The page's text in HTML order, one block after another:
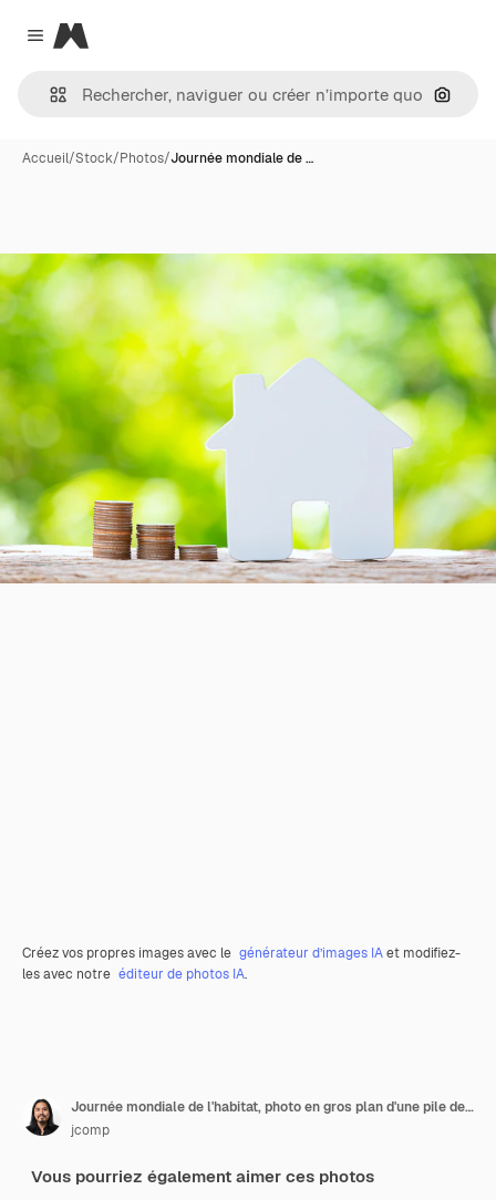
Close menu
Magnific
Accueil/Stock/Photos/Journée mondiale de …
Créez vos propres images avec le générateur d’images IAet modifiez-
les avec notre éditeur de photos IA.
Journée mondiale de l'habitat, photo en gros plan d'une pile de pièces et d'une maison modèle
jcomp
Vous pourriez également aimer ces photos